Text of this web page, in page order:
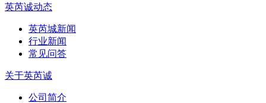
英芮诚动态
英芮城新闻
行业新闻
常见问答
关于英芮诚
公司简介